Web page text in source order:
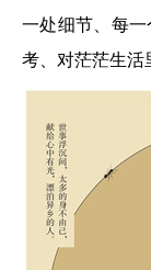
一处细节、每
考、对茫茫生活